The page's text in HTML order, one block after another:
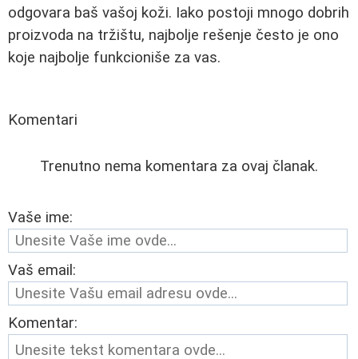
odgovara baš vašoj koži. Iako postoji mnogo dobrih
proizvoda na tržištu, najbolje rešenje često je ono
koje najbolje funkcioniše za vas.
Komentari
Trenutno nema komentara za ovaj članak.
Vaše ime:
Vaš email:
Komentar: